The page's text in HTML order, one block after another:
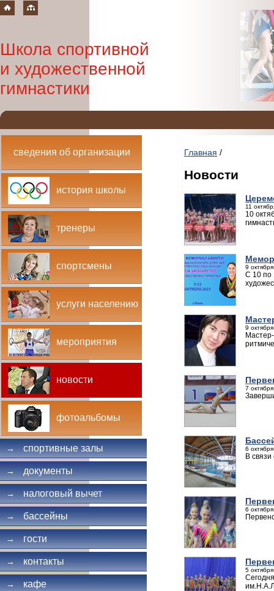
Школа спортивной
и художественной
гимнастики
сведения об организации
история школы
тренеры
спортсмены
услуги населению
мероприятия
новости
фотоальбомы
→ спортивные залы
→ документы
→ налоговый вычет
→ бассейны
→ гости
→ контакты
→ кафе
Главная /
Новости
11
10
9
С 10 по
9
7
6
В
6
5